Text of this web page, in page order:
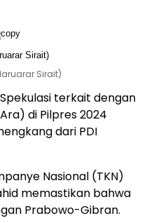
Sirait)
terkait dengan
di Pilpres 2024
dari PDI
Nasional (TKN)
memastikan bahwa
Prabowo-Gibran.